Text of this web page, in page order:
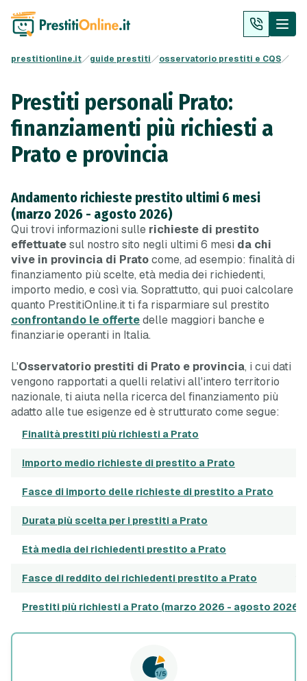
prestitionline.it guide prestiti osservatorio prestiti e CQS
Prestiti personali Prato:
finanziamenti più richiesti a
Prato e provincia
Andamento richieste prestito ultimi 6 mesi
(marzo 2026 - agosto 2026)
Qui trovi informazioni sulle richieste di prestito
effettuatesul nostro sito negli ultimi 6 mesi da chi
vive in provincia di Pratocome, ad esempio: finalità di
finanziamento più scelte, età media dei richiedenti,
importo medio, e così via. Soprattutto, qui puoi calcolare
quanto PrestitiOnline.it ti fa risparmiare sul prestito
confrontando le offertedelle maggiori banche e
finanziarie operanti in Italia.
L'Osservatorio prestiti di Prato e provincia, i cui dati
vengono rapportati a quelli relativi all'intero territorio
nazionale, ti aiuta nella ricerca del finanziamento più
adatto alle tue esigenze ed è strutturato come segue:
Finalità prestiti più richiesti a Prato
Importo medio richieste di prestito a Prato
Fasce di importo delle richieste di prestito a Prato
Durata più scelta per i prestiti a Prato
Età media dei richiedenti prestito a Prato
Fasce di reddito dei richiedenti prestito a Prato
Prestiti più richiesti a Prato (marzo 2026 - agosto 2026)